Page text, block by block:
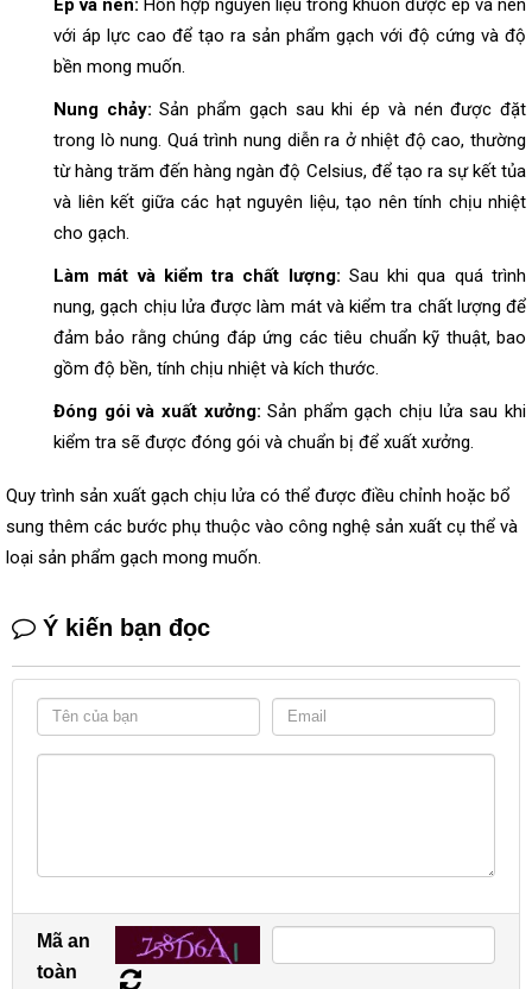
Ép và nén: Hỗn hợp nguyên liệu trong khuôn được ép và nén
với áp lực cao để tạo ra sản phẩm gạch với độ cứng và độ
bền mong muốn.
Nung chảy: Sản phẩm gạch sau khi ép và nén được đặt
trong lò nung. Quá trình nung diễn ra ở nhiệt độ cao, thường
từ hàng trăm đến hàng ngàn độ Celsius, để tạo ra sự kết tủa
và liên kết giữa các hạt nguyên liệu, tạo nên tính chịu nhiệt
cho gạch.
Làm mát và kiểm tra chất lượng: Sau khi qua quá trình
nung, gạch chịu lửa được làm mát và kiểm tra chất lượng để
đảm bảo rằng chúng đáp ứng các tiêu chuẩn kỹ thuật, bao
gồm độ bền, tính chịu nhiệt và kích thước.
Đóng gói và xuất xưởng: Sản phẩm gạch chịu lửa sau khi
kiểm tra sẽ được đóng gói và chuẩn bị để xuất xưởng.
Quy trình sản xuất gạch chịu lửa có thể được điều chỉnh hoặc bổ
sung thêm các bước phụ thuộc vào công nghệ sản xuất cụ thể và
loại sản phẩm gạch mong muốn.
Ý kiến bạn đọc
Mã an
toàn